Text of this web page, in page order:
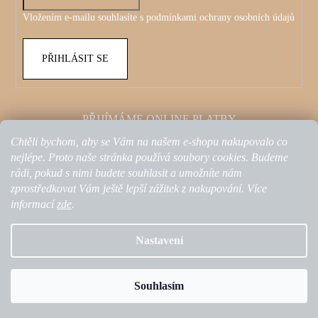
Chtěli bychom, aby se Vám na našem e-shopu nakupovalo co
nejlépe. Proto naše stránka používá soubory cookies. Budeme
rádi, pokud s nimi budete souhlasit a umožníte nám
zprostředkovat Vám ještě lepší zážitek z nakupování. Více
informací zde.
Nastavení
Souhlasím
Vložením e-mailu souhlasíte s podmínkami ochrany osobních údajů
PŘIHLÁSIT SE
PŘIJÍMÁME ONLINE PLATBY
NakódovaloRemedio Digital| Vytvořil Shoptet
Olestars by Kristina Petkovic
vyhrazena.Upravit nastavení cookies